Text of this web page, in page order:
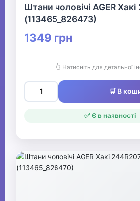
Штани чоловічі AGER
(113465_826473)
1349 грн
👆 Натисніть для детальної
🛒 В
✅ Є в наявності